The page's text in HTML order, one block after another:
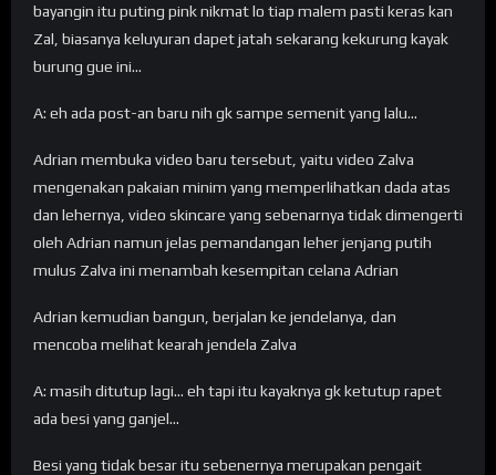
bayangin itu puting pink nikmat lo tiap malem pasti keras kan
Zal, biasanya keluyuran dapet jatah sekarang kekurung kayak
burung gue ini…
A: eh ada post-an baru nih gk sampe semenit yang lalu…
Adrian membuka video baru tersebut, yaitu video Zalva
mengenakan pakaian minim yang memperlihatkan dada atas
dan lehernya, video skincare yang sebenarnya tidak dimengerti
oleh Adrian namun jelas pemandangan leher jenjang putih
mulus Zalva ini menambah kesempitan celana Adrian
Adrian kemudian bangun, berjalan ke jendelanya, dan
mencoba melihat kearah jendela Zalva
A: masih ditutup lagi… eh tapi itu kayaknya gk ketutup rapet
ada besi yang ganjel…
Besi yang tidak besar itu sebenernya merupakan pengait